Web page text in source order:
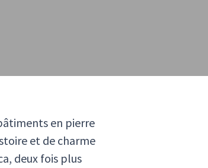
en pierre
et de charme
deux fois plus